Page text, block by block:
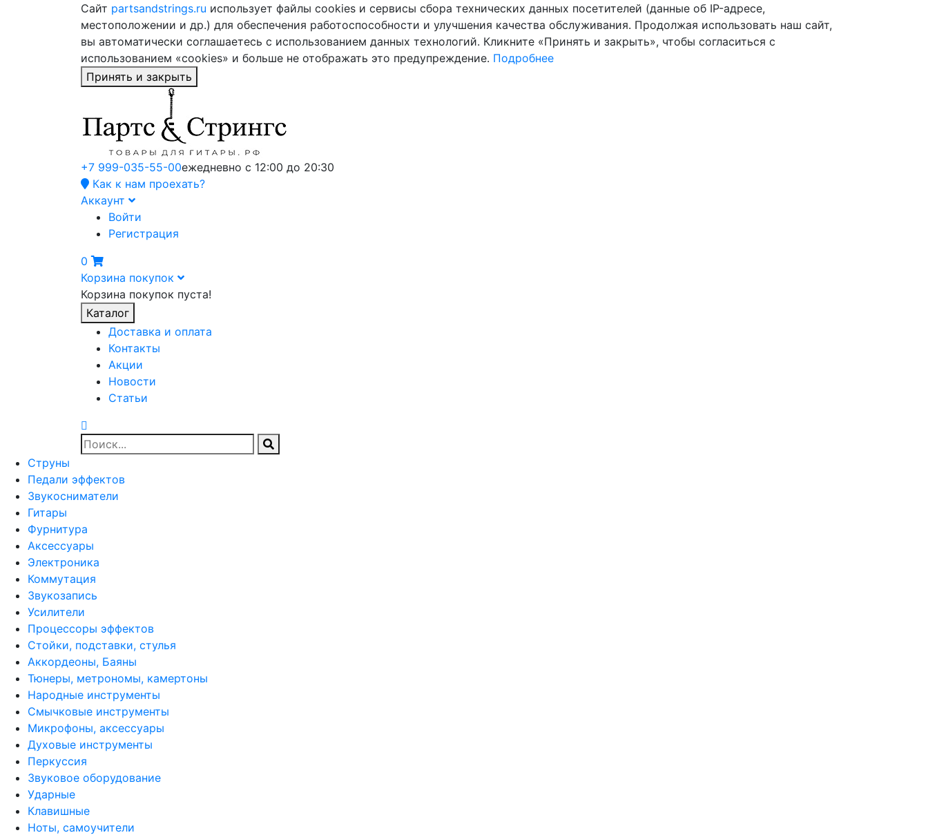
Сайт partsandstrings.ru использует файлы cookies и сервисы сбора технических данных посетителей (данные об IP-адресе,
местоположении и др.) для обеспечения работоспособности и улучшения качества обслуживания. Продолжая использовать наш сайт,
вы автоматически соглашаетесь с использованием данных технологий. Кликните «Принять и закрыть», чтобы согласиться с
использованием «cookies» и больше не отображать это предупреждение. Подробнее
Принять и закрыть
+7 999-035-55-00ежедневно с 12:00 до 20:30
Как к нам проехать?
Аккаунт
Войти
Регистрация
0
Корзина покупок
Корзина покупок пуста!
Каталог
Доставка и оплата
Контакты
Акции
Новости
Статьи
Струны
Педали эффектов
Звукосниматели
Гитары
Фурнитура
Аксессуары
Электроника
Коммутация
Звукозапись
Усилители
Процессоры эффектов
Стойки, подставки, стулья
Аккордеоны, Баяны
Тюнеры, метрономы, камертоны
Народные инструменты
Смычковые инструменты
Микрофоны, аксессуары
Духовые инструменты
Перкуссия
Звуковое оборудование
Ударные
Клавишные
Ноты, самоучители